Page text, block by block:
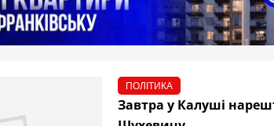
ПОЛІТИКА
Завтра у Калуші